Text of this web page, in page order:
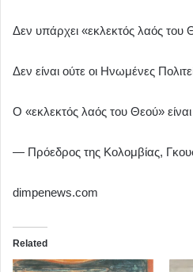
Δεν υπάρχει «εκλεκτός λαός του
Δεν είναι ούτε οι Ηνωμένες
Ο «εκλεκτός λαός του Θεού»
— Πρόεδρος της Κολομβίας,
dimpenews.com
Related